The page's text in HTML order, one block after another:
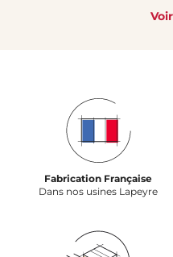
Fabrication Française
Dans nos usines Lapeyre